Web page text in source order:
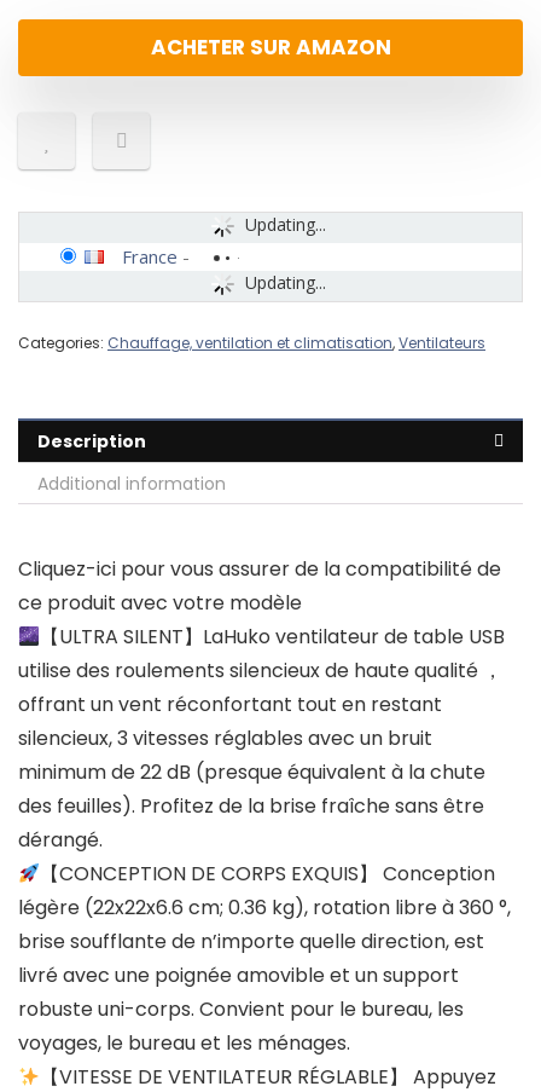
ACHETER SUR AMAZON
Updating...
Updating...
France -
Categories: Chauffage, ventilation et climatisation,Ventilateurs
Description
Additional information
Cliquez-ici pour vous assurer de la compatibilité de
ce produit avec votre modèle
【ULTRA SILENT】LaHuko ventilateur de table USB
utilise des roulements silencieux de haute qualité ，
offrant un vent réconfortant tout en restant
silencieux, 3 vitesses réglables avec un bruit
minimum de 22 dB (presque équivalent à la chute
des feuilles). Profitez de la brise fraîche sans être
dérangé.
【CONCEPTION DE CORPS EXQUIS】 Conception
légère (22x22x6.6 cm; 0.36 kg), rotation libre à 360 °,
brise soufflante de n’importe quelle direction, est
livré avec une poignée amovible et un support
robuste uni-corps. Convient pour le bureau, les
voyages, le bureau et les ménages.
【VITESSE DE VENTILATEUR RÉGLABLE】 Appuyez